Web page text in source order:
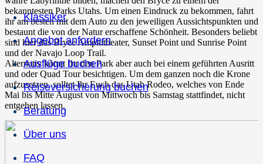
Klassiker
Angebot anfordern
Ausflüge buchen
Reiseversicherung buchen
Beratung
Über uns
FAQ
bekanntesten Parks Utahs. Um einen Eindruck zu bekommen, fahrt
ihr am besten mit dem Auto zu den jeweiligen Aussichtspunkten und
bestaunt die von der Natur erschaffene Schönheit. Besonders beliebt
sind hier das Bryce Amphitheater, Sunset Point und Sunrise Point
und der Navajo Loop Trail.
Alternativ könnt Ihr den Park aber auch bei einem geführten Ausritt
und oder Quad Tour besichtigen. Um dem ganzen noch die Krone
aufzusetzen, solltet Ihr Euch das Utah Rodeo, welches von Ende
Mai bis Mitte August von Mittwoch bis Samstag stattfindet, nicht
entgehen lassen.